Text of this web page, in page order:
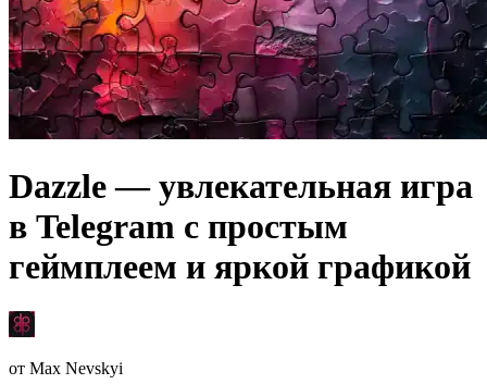
Dazzle — увлекательная игра
в Telegram с простым
геймплеем и яркой графикой
от Max Nevskyi